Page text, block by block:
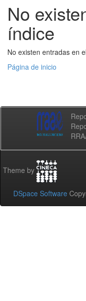
No
índice
No existen entradas en
Página de inicio
Theme by
DSpace Software